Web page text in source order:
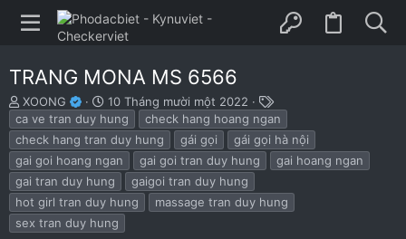
TRANG MONA MS 6566
B
ắ
t
đ
ầ
u
XOONG
N
g
à
y
b
ắ
t
đ
ầ
10 Tháng mười một 2022
T
h
ẻ
ca ve tran duy hung
check hang hoang ngan
check hang tran duy hung
gái gọi
gái gọi hà nội
gai goi hoang ngan
gai goi tran duy hung
gai hoang ngan
gai tran duy hung
gaigoi tran duy hung
hot girl tran duy hung
massage tran duy hung
sex tran duy hung